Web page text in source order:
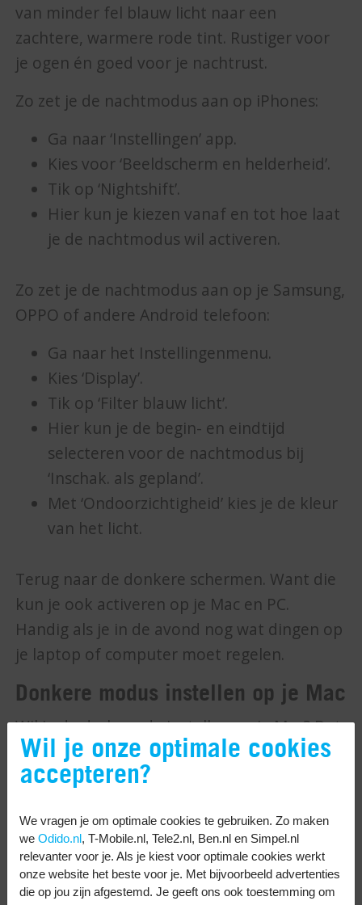
van minder fel blauw licht naar een
zachtere, warmere rode tint. Rustiger voor
je ogen én goed voor je nachtrust.
Zo zet je de nachtmodus aan op iPhones:
Ga naar ‘Instellingen’ app.
Kies voor ‘Beeldscherm en helderheid’.
Tik op ‘Nightshift’.
Hier kun je kiezen vanaf en tot hoe laat
je de nachtmodus wil activeren.
Zo zet je de nachtmodus aan op je Samsung,
OPPO of andere Android telefoon:
Ga naar het Instellingenmenu.
Kies ‘Display’.
Tik op ‘Filter blauw licht’.
Hier kun je de begin- en eindtijd
selecteren voor de nachtmodus bij
‘Inschak. als gepland’.
Met ‘Ondoorzichtigheid’ kies je de kleur
van het licht.
Terug naar de donkere schermen. Want die
kun je ook activeren op je Mac en PC.
Handig als je in de avond nog wat dingen op
je laptop of computer moet regelen.
Donkere modus instellen op je Mac
Wil je de dark mode instellen op je Mac? Dat
doe je zo:
Open de systeemvoorkeuren van je
apparaat.
Tik op ‘Algemeen’.
Kies bij ‘Weergave’ voor ‘Donker’.
Zo heb je de donkere modus
Wil je onze optimale cookies
accepteren?
We vragen je om optimale cookies te gebruiken. Zo maken
we Odido.nl, T-Mobile.nl, Tele2.nl, Ben.nl en Simpel.nl
relevanter voor je. Als je kiest voor optimale cookies werkt
onze website het beste voor je. Met bijvoorbeeld advertenties
die op jou zijn afgestemd. Je geeft ons ook toestemming om